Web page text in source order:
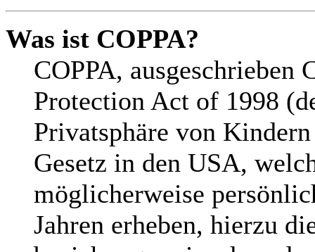
Was ist COPPA?
COPPA,
Protection Act of 1998
Privatsphäre von
Gesetz in den USA,
möglicherweise
Jahren erheben, hierzu